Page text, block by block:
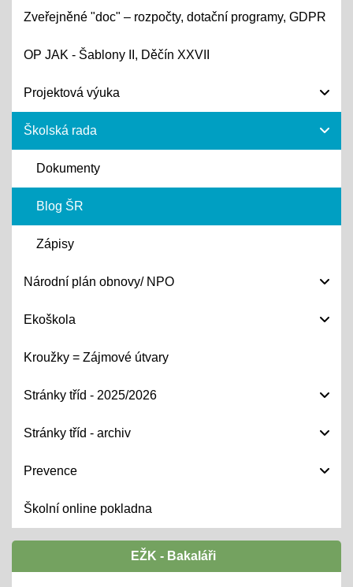
Zveřejněné "doc" – rozpočty, dotační programy, GDPR
OP JAK - Šablony II, Děčín XXVII
Projektová výuka
Školská rada
Dokumenty
Blog ŠR
Zápisy
Národní plán obnovy/ NPO
Ekoškola
Kroužky = Zájmové útvary
Stránky tříd - 2025/2026
Stránky tříd - archiv
Prevence
Školní online pokladna
EŽK - Bakaláři